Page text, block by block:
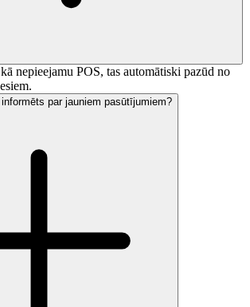
nepieejamu POS, tas automātiski pazūd no
par jauniem pasūtījumiem?